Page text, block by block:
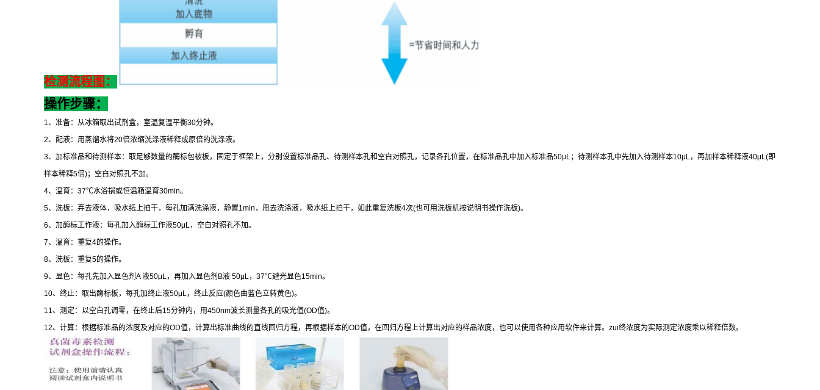
检测流程图：
操作步骤：
1 、准备：从冰箱取出试剂盒，室温复温平衡30分钟。
2、配液：用蒸馏水将20倍浓缩洗涤液稀释成原倍的洗涤液。
3、加标准品和待测样本：取足够数量的酶标包被板，固定于框架上，分别设置标准品孔、待测样本孔和空白对照孔，记录各孔位置，在标准品孔中加入标准品50μL ；待测样本孔中先加入待测样本10μL ，再加样本稀释液40μL(即
样本稀释5倍)；空白对照孔不加。
4、温育： 37℃水浴锅或恒温箱温育30min。
5、洗板：弃去液体，吸水纸上拍干，每孔加满洗涤液，静置1min ，甩去洗涤液，吸水纸上拍干，如此重复洗板4次(也可用洗板机按说明书操作洗板)。
6、加酶标工作液：每孔加入酶标工作液50μL ，空白对照孔不加。
7、温育：重复4的操作。
8、洗板：重复5的操作。
9、显色：每孔先加入显色剂 A液50μL ，再加入显色剂 B液 50μL ， 37℃避光显色15min。
10、终止：取出酶标板，每孔加终止液50μL ，终止反应(颜色由蓝色立转黄色)。
11 、测定：以空白孔调零，在终止后15分钟内，用450nm波长测量各孔的吸光值(OD值)。
12、计算：根据标准品的浓度及对应的OD值，计算出标准曲线的直线回归方程，再根据样本的OD值，在回归方程上计算出对应的样品浓度，也可以使用各种应用软件来计算。 zui终浓度为实际测定浓度乘以稀释倍数。